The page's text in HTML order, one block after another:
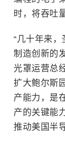
时，将吞吐
“几十年来
制造创新的
光罩运营总
扩大鲍尔斯
产能力，是
产的关键能
推动美国半